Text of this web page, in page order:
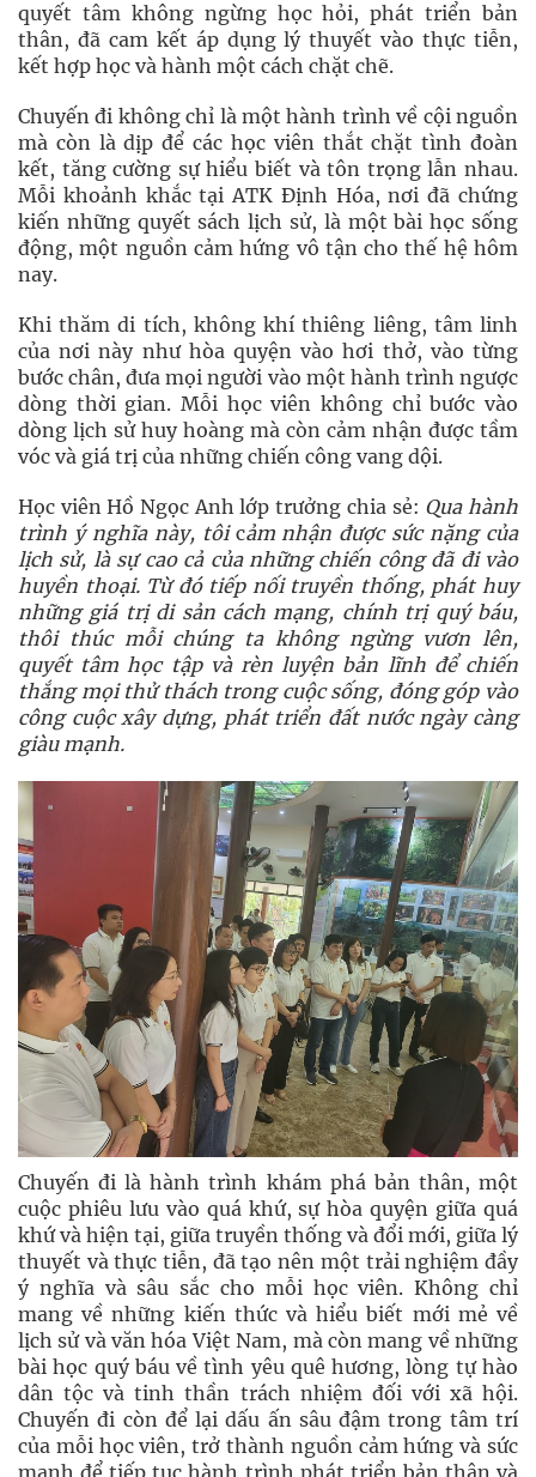
quyết tâm không ngừng học hỏi, phát triển bản
thân, đã cam kết áp dụng lý thuyết vào thực tiễn,
kết hợp học và hành một cách chặt chẽ.
Chuyến đi không chỉ là một hành trình về cội nguồn
mà còn là dịp để các học viên thắt chặt tình đoàn
kết, tăng cường sự hiểu biết và tôn trọng lẫn nhau.
Mỗi khoảnh khắc tại ATK Định Hóa, nơi đã chứng
kiến những quyết sách lịch sử, là một bài học sống
động, một nguồn cảm hứng vô tận cho thế hệ hôm
nay.
Khi thăm di tích, không khí thiêng liêng, tâm linh
của nơi này như hòa quyện vào hơi thở, vào từng
bước chân, đưa mọi người vào một hành trình ngược
dòng thời gian. Mỗi học viên không chỉ bước vào
dòng lịch sử huy hoàng mà còn cảm nhận được tầm
vóc và giá trị của những chiến công vang dội.
Học viên Hồ Ngọc Anh lớp trưởng chia sẻ: Qua hành
trình ý nghĩa này, tôi cảm nhận được sức nặng của
lịch sử, là sự cao cả của những chiến công đã đi vào
huyền thoại. Từ đó tiếp nối truyền thống, phát huy
những giá trị di sản cách mạng, chính trị quý báu,
thôi thúc mỗi chúng ta không ngừng vươn lên,
quyết tâm học tập và rèn luyện bản lĩnh để chiến
thắng mọi thử thách trong cuộc sống, đóng góp vào
công cuộc xây dựng, phát triển đất nước ngày càng
giàu mạnh.
Chuyến đi là hành trình khám phá bản thân, một
cuộc phiêu lưu vào quá khứ, sự hòa quyện giữa quá
khứ và hiện tại, giữa truyền thống và đổi mới, giữa lý
thuyết và thực tiễn, đã tạo nên một trải nghiệm đầy
ý nghĩa và sâu sắc cho mỗi học viên. Không chỉ
mang về những kiến thức và hiểu biết mới mẻ về
lịch sử và văn hóa Việt Nam, mà còn mang về những
bài học quý báu về tình yêu quê hương, lòng tự hào
dân tộc và tinh thần trách nhiệm đối với xã hội.
Chuyến đi còn để lại dấu ấn sâu đậm trong tâm trí
của mỗi học viên, trở thành nguồn cảm hứng và sức
mạnh để tiếp tục hành trình phát triển bản thân và